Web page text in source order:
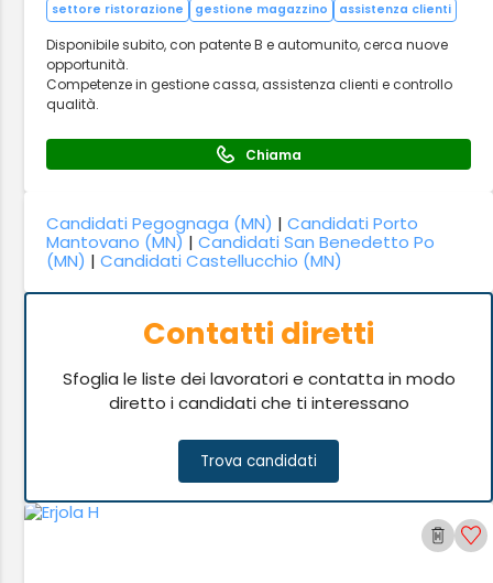
settore ristorazione
gestione magazzino assistenza clienti
Disponibile subito, con patente B e automunito, cerca nuove
opportunità.
Competenze in gestione cassa, assistenza clienti e controllo
qualità.
Chiama
Candidati Pegognaga (MN) |Candidati Porto
Mantovano (MN) |Candidati San Benedetto Po
(MN) |Candidati Castellucchio (MN)
Contatti diretti
Sfoglia le liste dei lavoratori e contatta in modo
diretto i candidati che ti interessano
Trova candidati